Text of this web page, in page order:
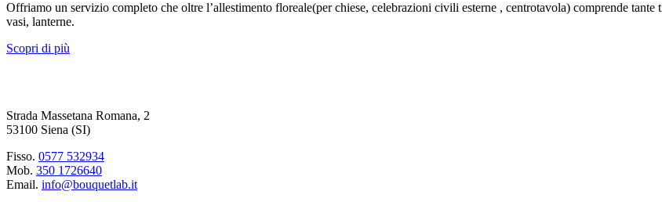
Offriamo un servizio completo che oltre l’allestimento floreale(per chiese, celebrazioni civili esterne , centrotavola) comprende
vasi, lanterne.
Scopri di più
Strada Massetana Romana, 2
53100 Siena (SI)
Fisso. 0577 532934
Mob. 350 1726640
Email. info@bouquetlab.it